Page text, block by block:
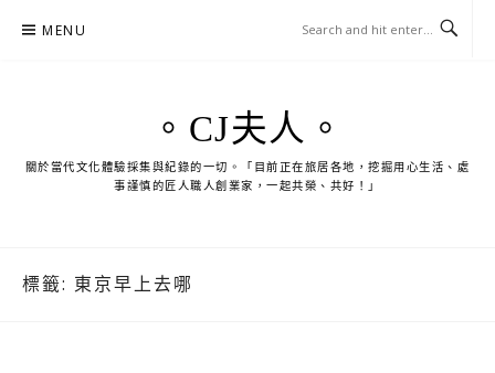
MENU
。CJ夫人。
關於當代文化體驗採集與紀錄的一切。「目前正在旅居各地，挖掘用心生活、處
事謹慎的匠人職人創業家，一起共榮、共好！」
標籤: 東京早上去哪